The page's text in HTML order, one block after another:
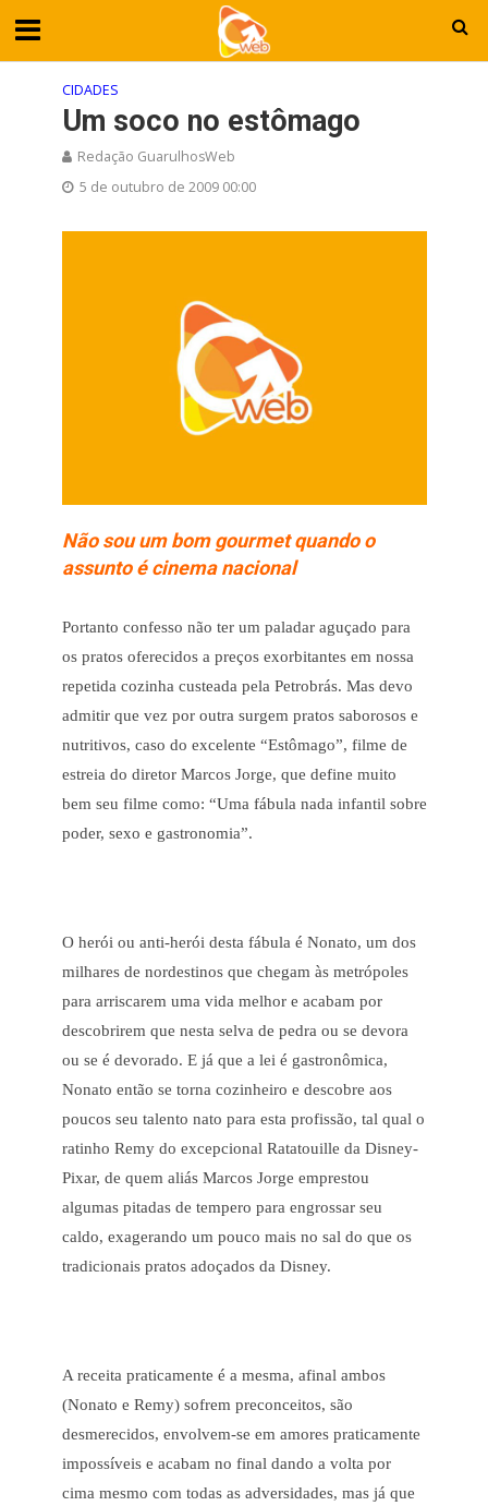
CIDADES
Um soco no estômago
Redação GuarulhosWeb
5 de outubro de 2009 00:00
Não sou um bom gourmet quando o
assunto é cinema nacional
Portanto confesso não ter um paladar aguçado para
os pratos oferecidos a preços exorbitantes em nossa
repetida cozinha custeada pela Petrobrás. Mas devo
admitir que vez por outra surgem pratos saborosos e
nutritivos, caso do excelente “Estômago”, filme de
estreia do diretor Marcos Jorge, que define muito
bem seu filme como: “Uma fábula nada infantil sobre
poder, sexo e gastronomia”.
O herói ou anti-herói desta fábula é Nonato, um dos
milhares de nordestinos que chegam às metrópoles
para arriscarem uma vida melhor e acabam por
descobrirem que nesta selva de pedra ou se devora
ou se é devorado. E já que a lei é gastronômica,
Nonato então se torna cozinheiro e descobre aos
poucos seu talento nato para esta profissão, tal qual o
ratinho Remy do excepcional Ratatouille da Disney-
Pixar, de quem aliás Marcos Jorge emprestou
algumas pitadas de tempero para engrossar seu
caldo, exagerando um pouco mais no sal do que os
tradicionais pratos adoçados da Disney.
A receita praticamente é a mesma, afinal ambos
(Nonato e Remy) sofrem preconceitos, são
desmerecidos, envolvem-se em amores praticamente
impossíveis e acabam no final dando a volta por
cima mesmo com todas as adversidades, mas já que